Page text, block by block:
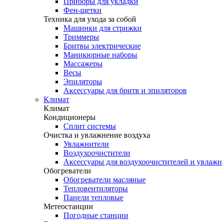
Фен-щетки
Техника для ухода за собой
Машинки для стрижки
Триммеры
Бритвы электрические
Маникюрные наборы
Массажеры
Весы
Эпиляторы
Аксессуары для бритв и эпиляторов
Климат
Климат
Кондиционеры
Сплит системы
Очистка и увлажнение воздуха
Увлажнители
Воздухоочистители
Аксессуары для воздухоочистителей и
Обогреватели
Обогреватели масляные
Тепловентиляторы
Панели тепловые
Метеостанции
Погодные станции